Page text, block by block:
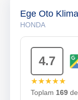
Ege Oto
HONDA
4.7
★★★★★
Toplam 169